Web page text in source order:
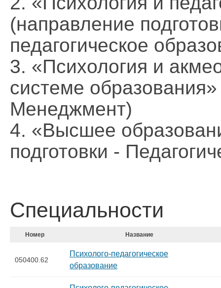
(направление
педагогическое
3. «Психология и
системе
Менеджмент)
4. «Высшее
подготовки -
Специальности
Номер Название
050400.62
Психолого-педагогическое
образование